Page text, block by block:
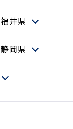
福井県
静岡県